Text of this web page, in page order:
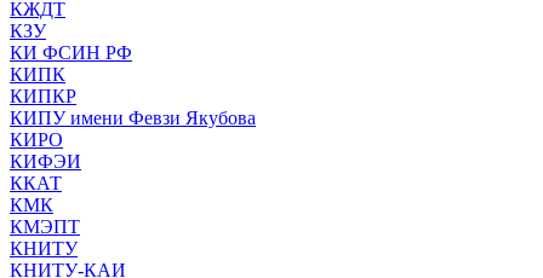
КЖДТ
КЗУ
КИ ФСИН РФ
КИПК
КИПКР
КИПУ имени Февзи Якубова
КИРО
КИФЭИ
ККАТ
КМК
КМЭПТ
КНИТУ
КНИТУ-КАИ